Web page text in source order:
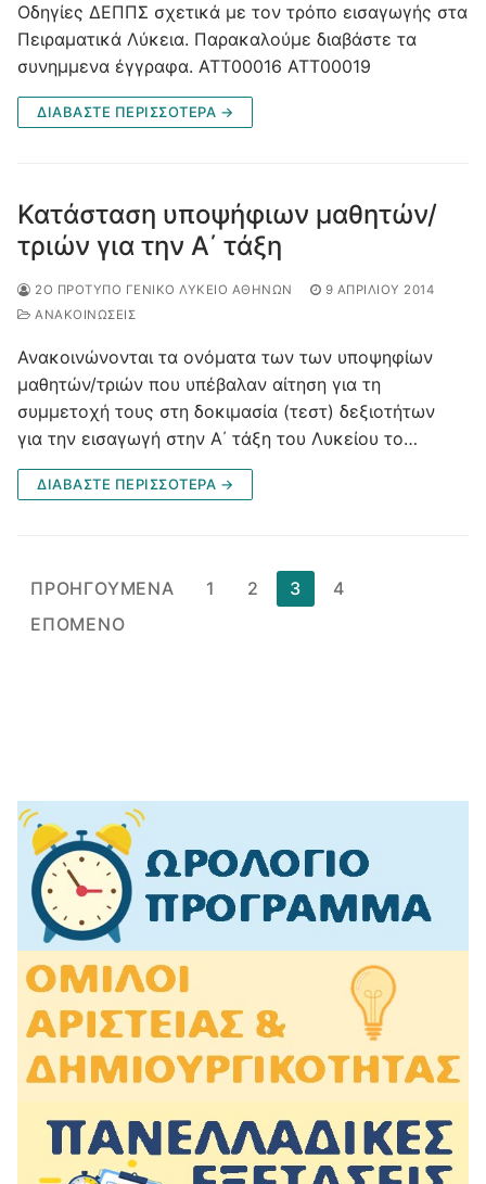
Οδηγίες ΔΕΠΠΣ σχετικά με τον τρόπο εισαγωγής στα
Πειραματικά Λύκεια. Παρακαλούμε διαβάστε τα
συνημμενα έγγραφα. ATT00016 ATT00019
ΔΙΑΒΆΣΤΕ ΠΕΡΙΣΣΌΤΕΡΑ →
Κατάσταση υποψήφιων μαθητών/
τριών για την Α΄ τάξη
2Ο ΠΡΌΤΥΠΟ ΓΕΝΙΚΌ ΛΎΚΕΙΟ ΑΘΗΝΏΝ
9 ΑΠΡΙΛΊΟΥ 2014
ΑΝΑΚΟΙΝΩΣΕΙΣ
Ανακοινώνονται τα ονόματα των των υποψηφίων
μαθητών/τριών που υπέβαλαν αίτηση για τη
συμμετοχή τους στη δοκιμασία (τεστ) δεξιοτήτων
για την εισαγωγή στην Α΄ τάξη του Λυκείου το…
ΔΙΑΒΆΣΤΕ ΠΕΡΙΣΣΌΤΕΡΑ →
Σελιδοποίηση
άρθρων
ΠΡΟΗΓΟΎΜΕΝΑ 1 2 3
4
ΕΠΌΜΕΝΟ